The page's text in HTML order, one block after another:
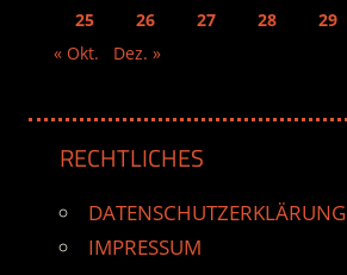
25
26 27 28 29
« Okt.
Dez. »
RECHTLICHES
DATENSCHUTZERKLÄRUNG
IMPRESSUM